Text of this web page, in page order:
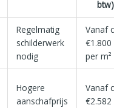
btw)
Regelmatig
schilderwerk
nodig
Vanaf
€1.800
per m²
Hogere
aanschafprijs
Vanaf
€2.582